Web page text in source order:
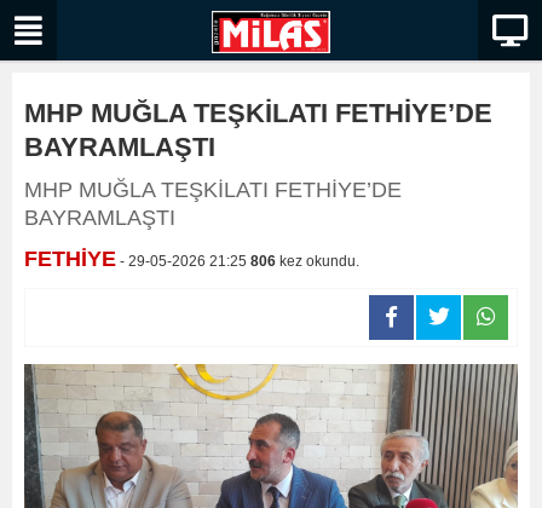
MHP MUĞLA TEŞKİLATI FETHİYE’DE
BAYRAMLAŞTI
MHP MUĞLA TEŞKİLATI FETHİYE’DE
BAYRAMLAŞTI
FETHİYE - 29-05-2026 21:25 806 kez okundu.